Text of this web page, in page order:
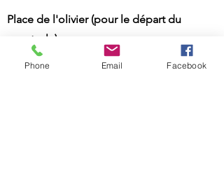
Place de l'olivier (pour le départ du
spectacle)
06190 Roquebrune-Cap-Martin, France
Phone Email Facebook